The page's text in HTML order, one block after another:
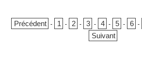
Précédent - 1 - 2 - 3 - 4 - 5 - 6 -
Suivant